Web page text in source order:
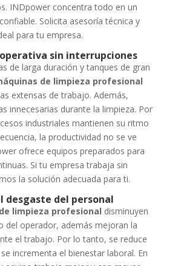
INDpower concentra todo en un
Solicita asesoría técnica y
para tu empresa.
sin interrupciones
de larga duración y tanques de gran
de limpieza profesional
extensas de trabajo. Además,
innecesarias durante la limpieza. Por
industriales mantienen su ritmo
la productividad no se ve
ofrece equipos preparados para
Si tu empresa trabaja sin
la solución adecuada para ti.
desgaste del personal
limpieza profesional disminuyen
del operador, además mejoran la
el trabajo. Por lo tanto, se reduce
incrementa el bienestar laboral. En